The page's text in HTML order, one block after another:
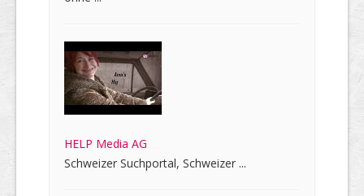
HELP Media AG
Schweizer Suchportal, Schweizer ...